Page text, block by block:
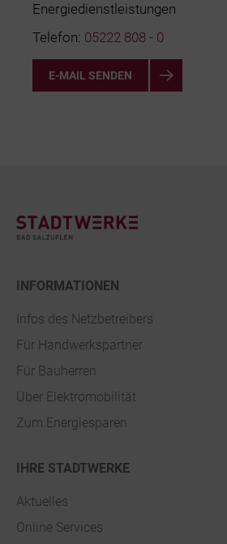
Energiedienstleistungen
Telefon: 05222 808 - 0
E-MAIL SENDEN
INFORMATIONEN
Infos des Netzbetreibers
Für Handwerkspartner
Für Bauherren
Über Elektromobilität
Zum Energiesparen
IHRE STADTWERKE
Aktuelles
Online Services